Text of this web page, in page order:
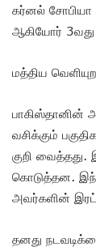
கர்னல் சோபியா
ஆகியோர் 3வது
மத்திய
பாகிஸ்தானின்
வசிக்கும்
குறி வைத்தது.
கொடுத்தன.
அவர்களின்
தனது